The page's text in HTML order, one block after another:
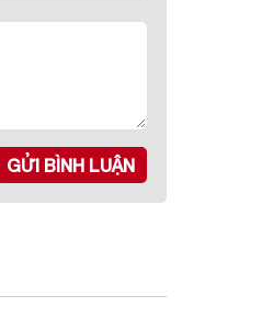
GỬI BÌNH LUẬN